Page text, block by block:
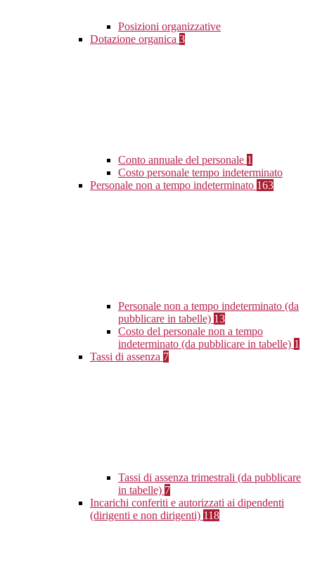
Posizioni organizzative
Dotazione organica 3
Conto annuale del personale 1
Costo personale tempo indeterminato
Personale non a tempo indeterminato 163
Personale non a tempo indeterminato (da
pubblicare in tabelle) 13
Costo del personale non a tempo
indeterminato (da pubblicare in tabelle) 1
Tassi di assenza 7
Tassi di assenza trimestrali (da pubblicare
in tabelle) 7
Incarichi conferiti e autorizzati ai dipendenti
(dirigenti e non dirigenti) 118